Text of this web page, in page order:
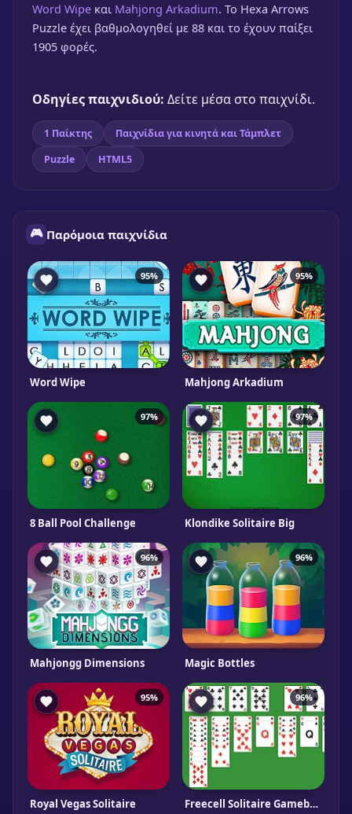
Hexa Arrows Puzzle
★88%🎮 1 Παίκτης
Word Wipe και Mahjong Arkadium. Το Hexa Arrows
Puzzle έχει βαθμολογηθεί με 88 και το έχουν παίξει
1905 φορές.
Οδηγίες παιχνιδιού: Δείτε μέσα στο παιχνίδι.
1 Παίκτης
Παιχνίδια για κινητά και Τάμπλετ
Puzzle
HTML5
🎮 Παρόμοια παιχνίδια
95%
Word Wipe
95%
Mahjong Arkadium
97%
8 Ball Pool Challenge
97%
Klondike Solitaire Big
96%
Mahjongg Dimensions
96%
Magic Bottles
95%
Royal Vegas Solitaire
96%
Freecell Solitaire Gameboss